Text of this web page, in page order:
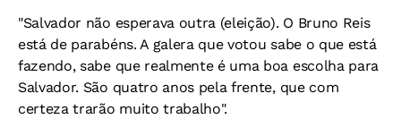
"Salvador não esperava outra (eleição). O Bruno Reis
está de parabéns. A galera que votou sabe o que está
fazendo, sabe que realmente é uma boa escolha para
Salvador. São quatro anos pela frente, que com
certeza trarão muito trabalho".